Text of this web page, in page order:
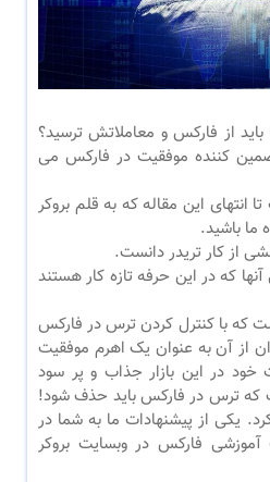
از فارکس و معاملاتش ترسید؟
کننده موفقیت در فارکس می
انتهای این مقاله که به قلم بروکر
ما باشید.
از کار تریدر دانست.
که در این حرفه تازه کار هستند
که با کنترل کردن ترس در فارکس
از آن به عنوان یک اهرم موفقیت
خود در این بازار جذاب و پر سود
که ترس در فارکس باید حذف شود!
یکی از پیشنهادات ما به شما در
آموزشی فارکس در وبسایت بروکر